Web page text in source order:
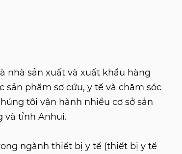
nhà sản xuất và xuất khẩu hàng
sản phẩm sơ cứu, y tế và chăm sóc
tôi vận hành nhiều cơ sở sản
và tỉnh Anhui.
ngành thiết bị y tế (thiết bị y tế